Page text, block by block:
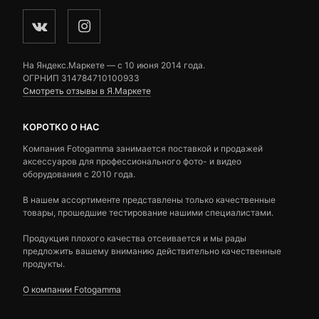
На Яндекс.Маркете — c 10 июня 2014 года.
ОГРНИП 314784710100933
Смотреть отзывы в Я.Маркете
КОРОТКО О НАС
Компания Fotogamma занимается поставкой и продажей
аксессуаров для профессионального фото- и видео
оборудования с 2010 года.
В нашем ассортименте представлены только качественные
товары, прошедшие тестирование нашими специалистами.
Продукция плохого качества отсеивается и мы рады
предложить вашему вниманию действительно качественные
продукты.
О компании Fotogamma